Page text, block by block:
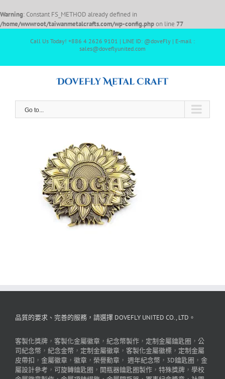
Warning: Constant FS_METHOD already defined in
/home/wwwroot/taiwanmetalcrafts.com/wp-config.phpon line 77
Call Us Today! +886 4 2626 9101 | LINE ID: @doveFly | E-mail :
sales@doveflyunited.com
Go to...
品質的要求、完善的服務，請選擇 DOVEFLY UNITED CO., LTD。
客製化獎牌 ， 客製化金屬徽章 ， 紀念幣製作 ， 定制金屬鑰匙圈 ， 公
司紀念幣 ， 紀念金幣 ， 定制金屬徽章 ， 客製化金屬徽標 ， 定制金屬
皮帶扣 ， 金屬徽章 ， 徽章 ， 榮譽勳章 ， 週年紀念幣 ， 3D鑰匙圈 ， 金
屬設計參考 ， 可旋轉鑰匙圈 ， 開瓶器鑰匙圈製作 ， 特殊獎牌 ， 學校